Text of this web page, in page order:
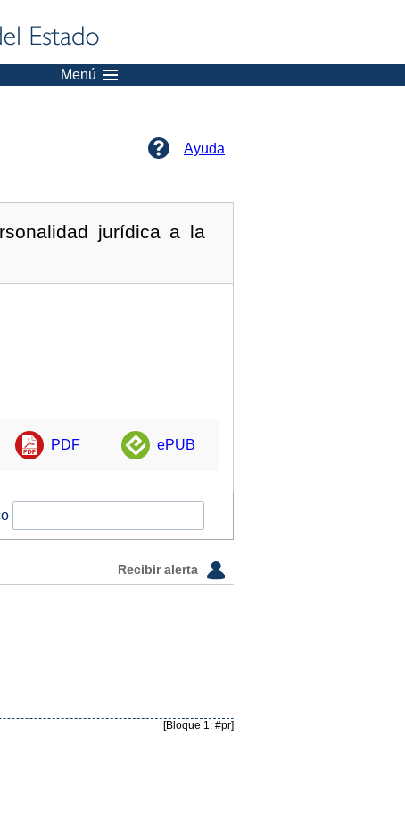
Menú
Ayuda
jurídica a la
PDF ePUB
Recibir alerta
[Bloque 1: #pr]